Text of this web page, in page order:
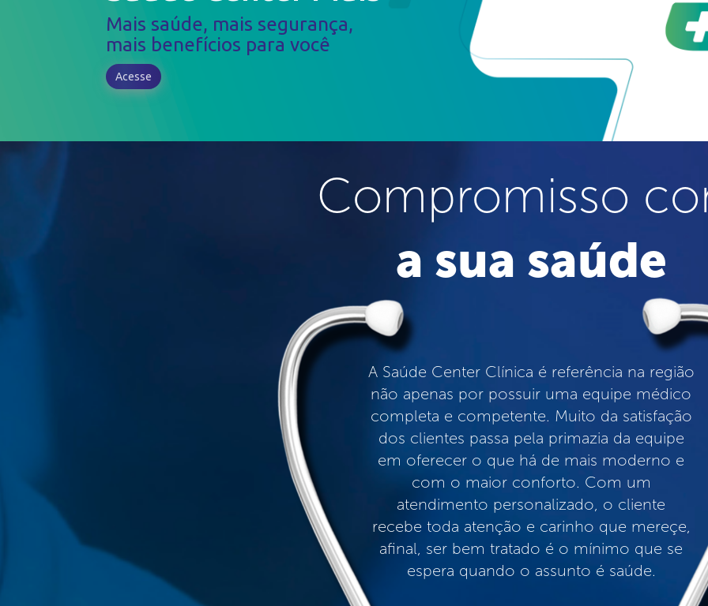
Mais saúde, mais segurança,
mais benefícios para você
Acesse
Compromisso
a sua saúde
A Saúde Center Clínica é referência na região
não apenas por possuir uma equipe médico
completa e competente. Muito da satisfação
dos clientes passa pela primazia da equipe
em oferecer o que há de mais moderno e
com o maior conforto. Com um
atendimento personalizado, o cliente
recebe toda atenção e carinho que mereçe,
afinal, ser bem tratado é o mínimo que se
espera quando o assunto é saúde.